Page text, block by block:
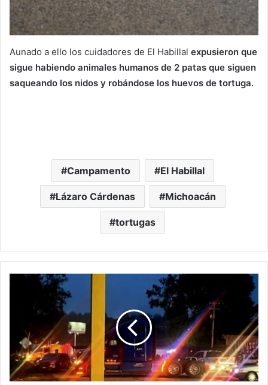
Aunado a ello los cuidadores de El Habillal expusieron que
sigue habiendo animales humanos de 2 patas que siguen
saqueando los nidos y robándose los huevos de tortuga.
Campamento El Habillal
Lázaro Cárdenas Michoacán
tortugas
Bloqueos
Transportistas
Uruapan
Protesta
Porque
Policías
Mandaron